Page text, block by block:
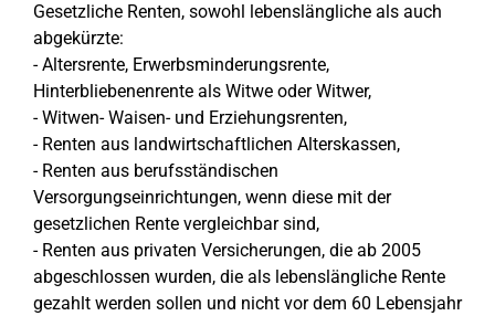
Gesetzliche Renten, sowohl lebenslängliche als auch
abgekürzte:
- Altersrente, Erwerbsminderungsrente,
Hinterbliebenenrente als Witwe oder Witwer,
- Witwen- Waisen- und Erziehungsrenten,
- Renten aus landwirtschaftlichen Alterskassen,
- Renten aus berufsständischen
Versorgungseinrichtungen, wenn diese mit der
gesetzlichen Rente vergleichbar sind,
- Renten aus privaten Versicherungen, die ab 2005
abgeschlossen wurden, die als lebenslängliche Rente
gezahlt werden sollen und nicht vor dem 60 Lebensjahr